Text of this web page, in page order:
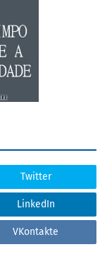
Twitter
LinkedIn
VKontakte